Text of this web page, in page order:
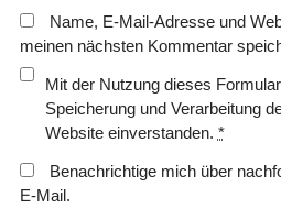
Name, E-Mail-Adresse und
meinen nächsten Kommentar
Mit der Nutzung dieses
Speicherung und Verarbeitung
Website einverstanden. *
Benachrichtige mich über
E-Mail.